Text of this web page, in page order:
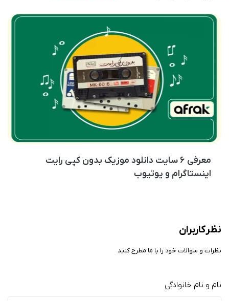
معرفی ۶ سایت دانلود موزیک بدون کپی رایت
اینستاگرام و یوتیوب
نظر کاربران
نظرات و سوالات خود را با ما مطرح کنید
نام و نام خانوادگی